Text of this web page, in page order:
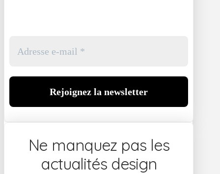
Ne manquez pas les
actualités design